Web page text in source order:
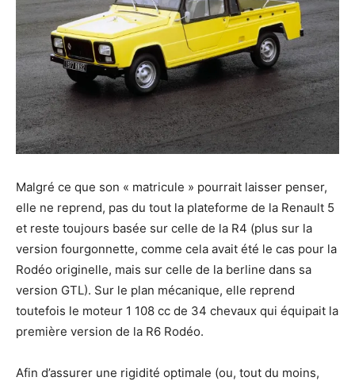
Malgré ce que son « matricule » pourrait laisser penser,
elle ne reprend, pas du tout la plateforme de la Renault 5
et reste toujours basée sur celle de la R4 (plus sur la
version fourgonnette, comme cela avait été le cas pour la
Rodéo originelle, mais sur celle de la berline dans sa
version GTL). Sur le plan mécanique, elle reprend
toutefois le moteur 1 108 cc de 34 chevaux qui équipait la
première version de la R6 Rodéo.
Afin d’assurer une rigidité optimale (ou, tout du moins,